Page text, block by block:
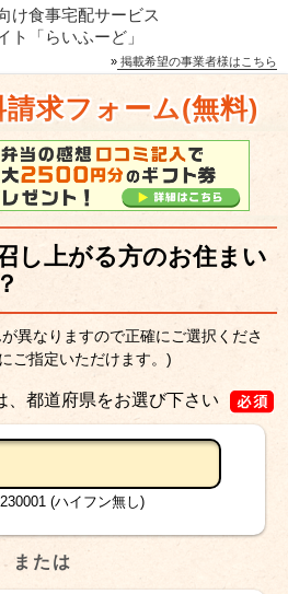
け食事宅配サービス
ト「らいふーど」
» 掲載希望の事業者様はこちら
求フォーム(無料)
し上がる方のお住まい
異なりますので正確にご選択くださ
ご指定いただけます。)
、都道府県をお選び下さい
(ハイフン無し)
または